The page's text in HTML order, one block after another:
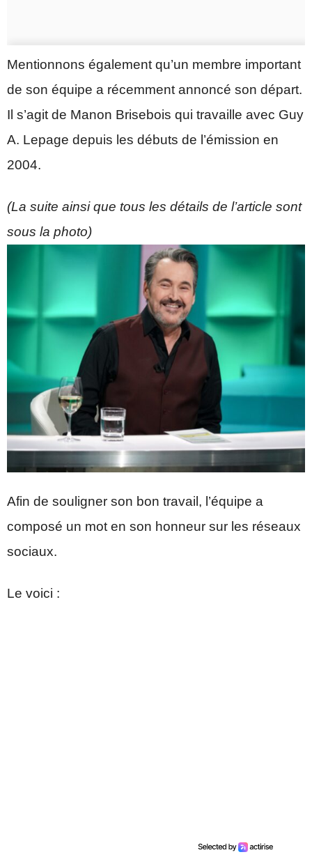
Mentionnons également qu’un membre important
de son équipe a récemment annoncé son départ.
Il s’agit de Manon Brisebois qui travaille avec Guy
A. Lepage depuis les débuts de l’émission en
2004.
(La suite ainsi que tous les détails de l’article sont
sous la photo)
Afin de souligner son bon travail, l’équipe a
composé un mot en son honneur sur les réseaux
sociaux.
Le voici :